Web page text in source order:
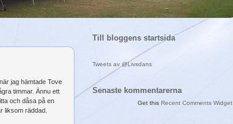
jag hämtade Tove
timmar. Ännu ett
och dåsa på en
liksom räddad.
Till bloggens startsida
Tweets av @Livsdans
Senaste kommentarerna
Get this Recent Comments Widget